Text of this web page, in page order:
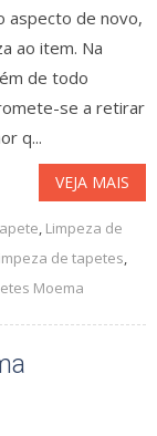
aspecto de novo,
ao item. Na
de todo
se a retirar
q...
VEJA MAIS
, Limpeza de
de tapetes,
Moema